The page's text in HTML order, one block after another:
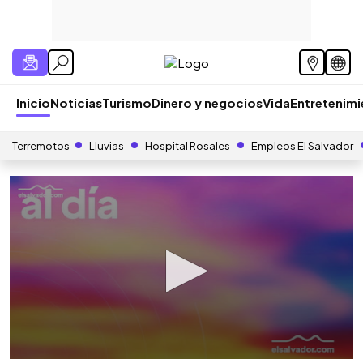
InicioNoticiasTurismoDinero y negociosVida
Terremotos Lluvias Hospital Rosales Empleos El Salvador